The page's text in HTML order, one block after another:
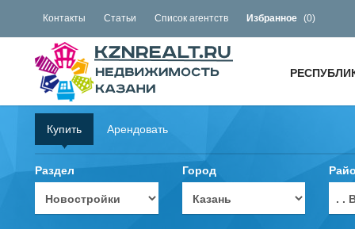
Контакты Статьи Список агентств Избранное (0)
Купить Арендовать
Раздел Город
. .